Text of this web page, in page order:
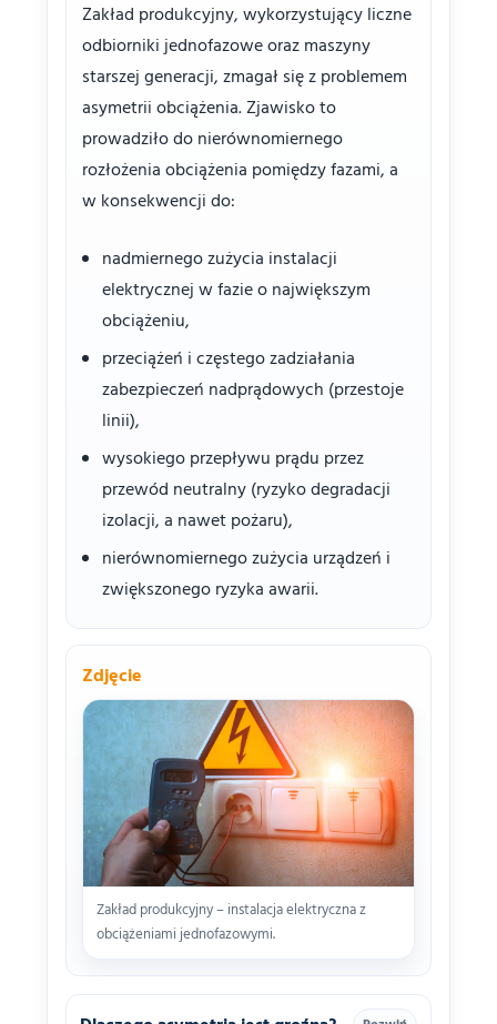
Zakład produkcyjny, wykorzystujący liczne
odbiorniki jednofazowe oraz maszyny
starszej generacji, zmagał się z problemem
asymetrii obciążenia. Zjawisko to
prowadziło do nierównomiernego
rozłożenia obciążenia pomiędzy fazami, a
w konsekwencji do:
nadmiernego zużycia instalacji
elektrycznej w fazie o największym
obciążeniu,
przeciążeń i częstego zadziałania
zabezpieczeń nadprądowych (przestoje
linii),
wysokiego przepływu prądu przez
przewód neutralny (ryzyko degradacji
izolacji, a nawet pożaru),
nierównomiernego zużycia urządzeń i
zwiększonego ryzyka awarii.
Zdjęcie
Zakład produkcyjny – instalacja elektryczna z
obciążeniami jednofazowymi.